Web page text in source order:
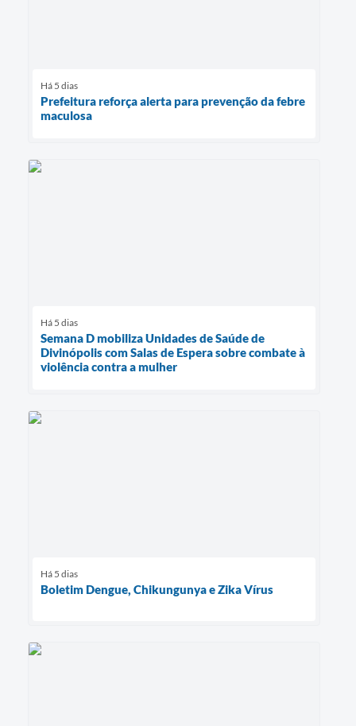
Há 5 dias
Prefeitura reforça alerta para prevenção da febre
maculosa
Há 5 dias
Semana D mobiliza Unidades de Saúde de
Divinópolis com Salas de Espera sobre combate à
violência contra a mulher
Há 5 dias
Boletim Dengue, Chikungunya e Zika Vírus